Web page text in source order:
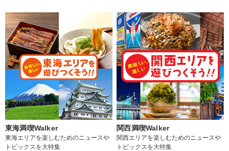
東海満喫Walker
東海エリアを楽しむためのニュースや
トピックスを大特集
関西満喫Walker
関西エリアを楽しむためのニュースや
トピックスを大特集